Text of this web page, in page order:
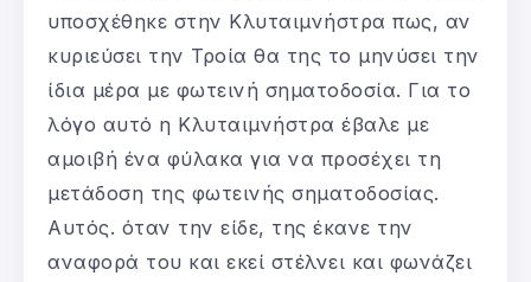
υποσχέθηκε στην Κλυταιμνήστρα πως, αν
κυριεύσει την Τροία θα της το μηνύσει την
ίδια μέρα με φωτεινή σηματοδοσία. Για το
λόγο αυτό η Κλυταιμνήστρα έβαλε με
αμοιβή ένα φύλακα για να προσέχει τη
μετάδοση της φωτεινής σηματοδοσίας.
Αυτός. όταν την είδε, της έκανε την
αναφορά του και εκεί στέλνει και φωνάζει